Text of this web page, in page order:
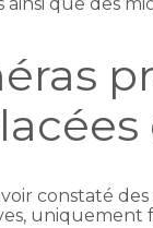
constaté